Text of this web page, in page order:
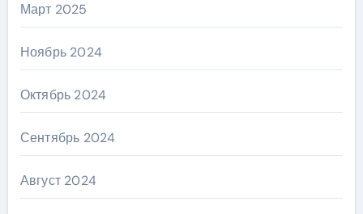
Март 2025
Ноябрь 2024
Октябрь 2024
Сентябрь 2024
Август 2024